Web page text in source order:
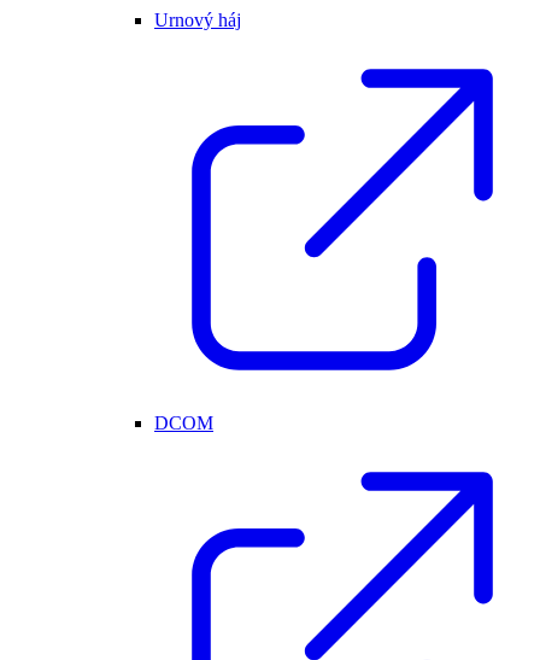
Urnový háj
DCOM